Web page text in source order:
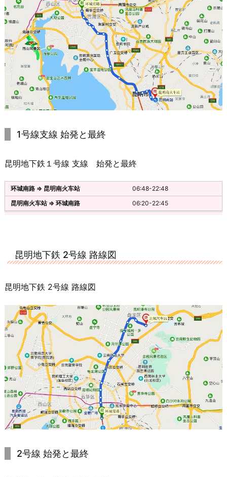
1号線支線 始発と最終
昆明地下鉄１号線 支線 始発と最終
06:48-22:48
06:20-22:45
昆明地下鉄 2号線 路線図
昆明地下鉄 2号線 路線図
2号線 始発と最終